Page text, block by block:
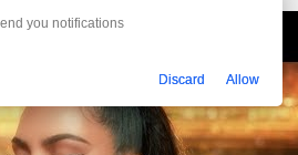
you notifications
Discard Allow